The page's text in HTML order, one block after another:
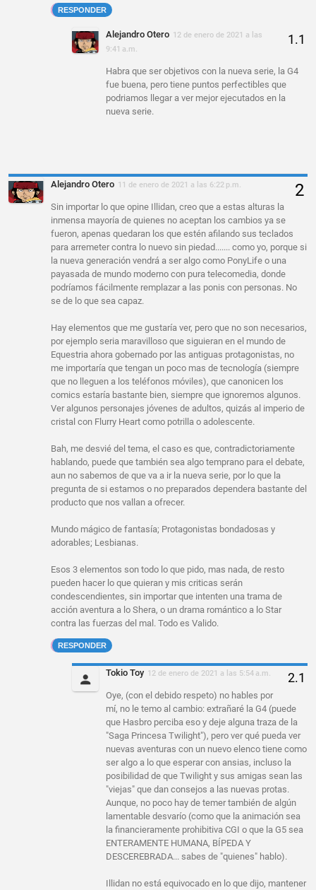
RESPONDER
Alejandro Otero 12 de enero de 2021 a las
9:41 a.m.
Habra que ser objetivos con la nueva serie, la G4
fue buena, pero tiene puntos perfectibles que
podriamos llegar a ver mejor ejecutados en la
nueva serie.
Alejandro Otero 11 de enero de 2021 a las 6:22 p.m.
Sin importar lo que opine Illidan, creo que a estas alturas la
inmensa mayoría de quienes no aceptan los cambios ya se
fueron, apenas quedaran los que estén afilando sus teclados
para arremeter contra lo nuevo sin piedad....... como yo, porque si
la nueva generación vendrá a ser algo como PonyLife o una
payasada de mundo moderno con pura telecomedia, donde
podríamos fácilmente remplazar a las ponis con personas. No
se de lo que sea capaz.
Hay elementos que me gustaría ver, pero que no son necesarios,
por ejemplo seria maravilloso que siguieran en el mundo de
Equestria ahora gobernado por las antiguas protagonistas, no
me importaría que tengan un poco mas de tecnología (siempre
que no lleguen a los teléfonos móviles), que canonicen los
comics estaría bastante bien, siempre que ignoremos algunos.
Ver algunos personajes jóvenes de adultos, quizás al imperio de
cristal con Flurry Heart como potrilla o adolescente.
Bah, me desvié del tema, el caso es que, contradictoriamente
hablando, puede que también sea algo temprano para el debate,
aun no sabemos de que va a ir la nueva serie, por lo que la
pregunta de si estamos o no preparados dependera bastante del
producto que nos vallan a ofrecer.
Mundo mágico de fantasía; Protagonistas bondadosas y
adorables; Lesbianas.
Esos 3 elementos son todo lo que pido, mas nada, de resto
pueden hacer lo que quieran y mis criticas serán
condescendientes, sin importar que intenten una trama de
acción aventura a lo Shera, o un drama romántico a lo Star
contra las fuerzas del mal. Todo es Valido.
RESPONDER
Tokio Toy 12 de enero de 2021 a las 5:54 a.m.
Oye, (con el debido respeto) no hables por
mí, no le temo al cambio: extrañaré la G4 (puede
que Hasbro perciba eso y deje alguna traza de la
"Saga Princesa Twilight"), pero ver qué pueda ver
nuevas aventuras con un nuevo elenco tiene como
ser algo a lo que esperar con ansias, incluso la
posibilidad de que Twilight y sus amigas sean las
"viejas" que dan consejos a las nuevas protas.
Aunque, no poco hay de temer también de algún
lamentable desvarío (como que la animación sea
la financieramente prohibitiva CGI o que la G5 sea
ENTERAMENTE HUMANA, BÍPEDA Y
DESCEREBRADA... sabes de "quienes" hablo).
Illidan no está equivocado en lo que dijo, mantener